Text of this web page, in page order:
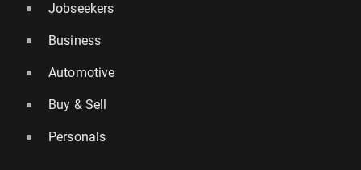
Jobseekers
Business
Automotive
Buy & Sell
Personals